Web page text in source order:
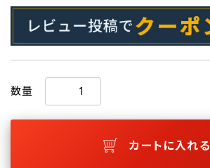
数量
カートに入れる